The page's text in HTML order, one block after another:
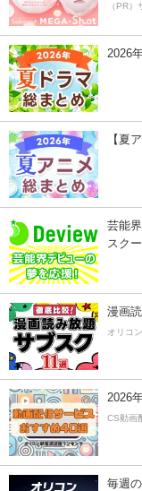
（PR）
2026
【夏
芸能
スク
漫画
オリコ
2026
CS動画
毎週